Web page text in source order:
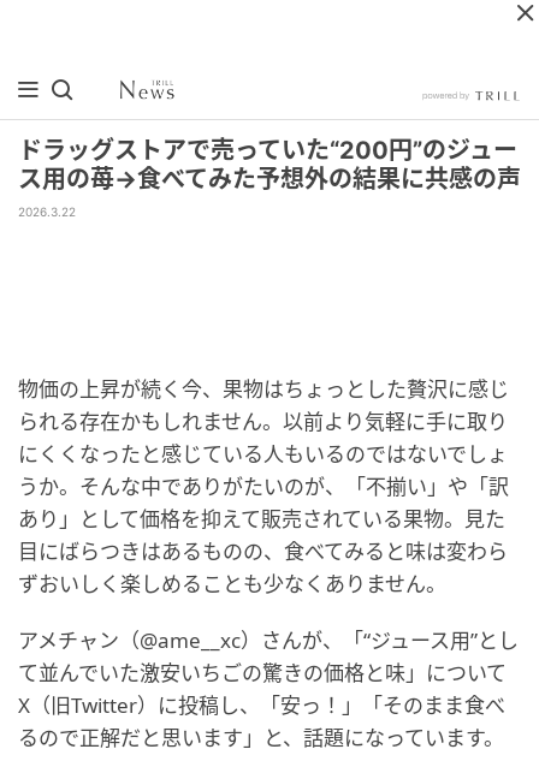
ドラッグストアで売っていた“200円”のジュー
ス用の苺→食べてみた予想外の結果に共感の声
2026.3.22
物価の上昇が続く今、果物はちょっとした贅沢に感じ
られる存在かもしれません。以前より気軽に手に取り
にくくなったと感じている人もいるのではないでしょ
うか。そんな中でありがたいのが、「不揃い」や「訳
あり」として価格を抑えて販売されている果物。見た
目にばらつきはあるものの、食べてみると味は変わら
ずおいしく楽しめることも少なくありません。
アメチャン（@ame__xc）さんが、「“ジュース用”とし
て並んでいた激安いちごの驚きの価格と味」について
X（旧Twitter）に投稿し、「安っ！」「そのまま食べ
るので正解だと思います」と、話題になっています。